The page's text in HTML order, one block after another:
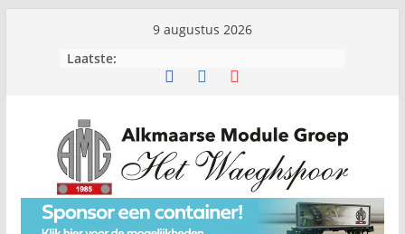
9 augustus 2026
Laatste: